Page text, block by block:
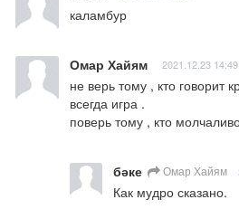
каламбур
Омар Хайям 2021.12.23 14:49
не верь тому , кто говорит
всегда игра .
поверь тому , кто
бәке Омар Хайям
Как мудро сказано.